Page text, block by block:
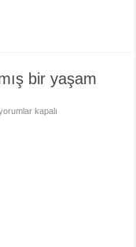
bir yaşam
kapalı